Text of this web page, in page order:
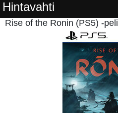
Hintavahti
Rise of the Ronin (PS5) -peli